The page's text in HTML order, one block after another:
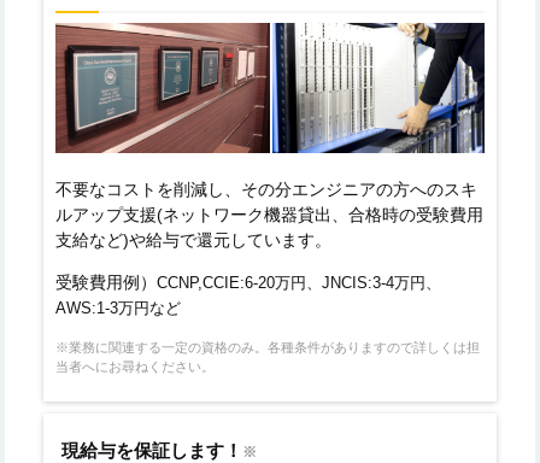
不要なコストを削減し、その分エンジニアの方へのスキ
ルアップ支援(ネットワーク機器貸出、合格時の受験費用
支給など)や給与で還元しています。
受験費用例）CCNP,CCIE:6-20万円、JNCIS:3-4万円、
AWS:1-3万円など
※業務に関連する一定の資格のみ。各種条件がありますので詳しくは担
当者へにお尋ねください。
現給与を保証します！ ※